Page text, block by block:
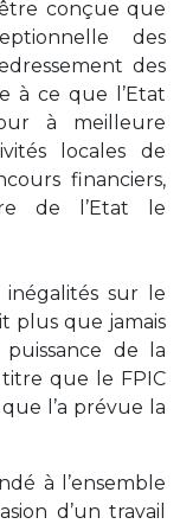
conçue que
des
des
à ce que l’Etat
à meilleure
locales de
financiers,
de l’Etat le
inégalités sur le
plus que jamais
puissance de la
titre que le FPIC
l’a prévue la
à l’ensemble
d’un travail